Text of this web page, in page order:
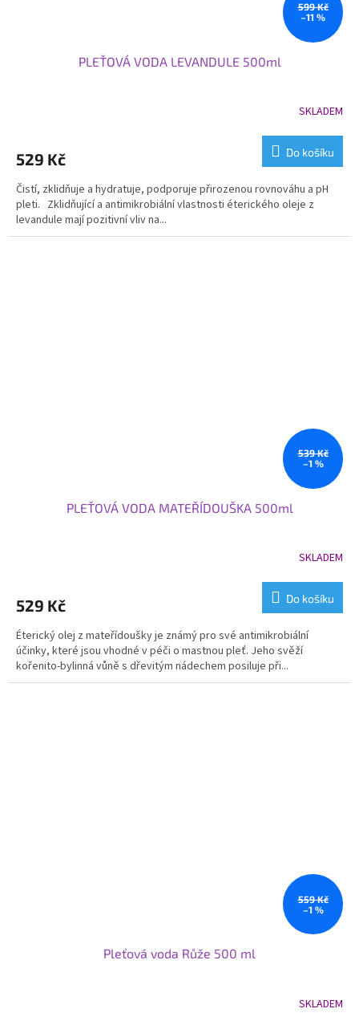
599 Kč
–11 %
PLEŤOVÁ VODA LEVANDULE 500ml
SKLADEM
529 Kč Do košíku
Čistí, zklidňuje a hydratuje, podporuje přirozenou rovnováhu a pH
pleti. Zklidňující a antimikrobiální vlastnosti éterického oleje z
levandule mají pozitivní vliv na...
539 Kč
–1 %
PLEŤOVÁ VODA MATEŘÍDOUŠKA 500ml
SKLADEM
529 Kč Do košíku
Éterický olej z mateřídoušky je známý pro své antimikrobiální
účinky, které jsou vhodné v péči o mastnou pleť. Jeho svěží
kořenito-bylinná vůně s dřevitým nádechem posiluje při...
559 Kč
–1 %
Pleťová voda Růže 500 ml
SKLADEM